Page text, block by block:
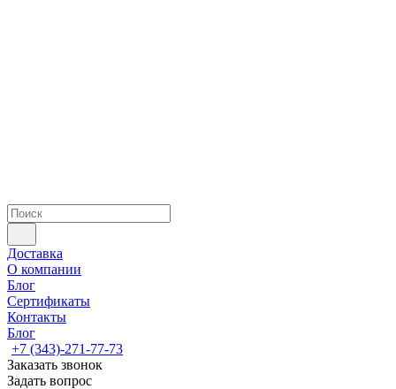
Доставка
О компании
Блог
Сертификаты
Контакты
Блог
+7 (343)-271-77-73
Заказать звонок
Задать вопрос